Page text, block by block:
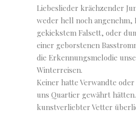
Liebeslieder krächzender
weder hell noch angenehm,
gekiekstem Falsett, oder
einer geborstenen
die Erkennungsmelodie
Winterreisen.
Keiner hatte Verwandte
uns Quartier gewährt
kunstverliebter Vetter